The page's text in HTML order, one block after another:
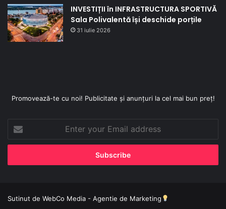
INVESTIȚII în INFRASTRUCTURA SPORTIVĂ
Sala Polivalentă își deschide porțile
31 iulie 2026
Promovează-te cu noi! Publicitate și anunțuri la cel mai bun preț!
your
Email
Sutinut de WebCo Media - Agentie de Marketing